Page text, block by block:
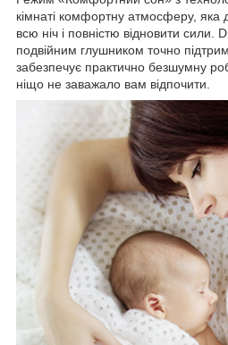
кімнаті комфортну атмосферу, яка
всю ніч і повністю відновити сили.
подвійним глушником точно
забезпечує практично безшумну
ніщо не заважало вам відпочити.